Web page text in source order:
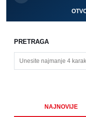
PRETRAGA
NAJNOVIJE